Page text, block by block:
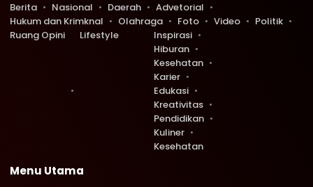
Berita Nasional Daerah
Advetorial
Hukum dan Krimknal
Olahraga Foto Video
Politik
Ruang Opini
Lifestyle
Inspirasi
Hiburan
Kesehatan
Karier
Edukasi
Kreativitas
Pendidikan
Kuliner
Kesehatan
Menu Utama